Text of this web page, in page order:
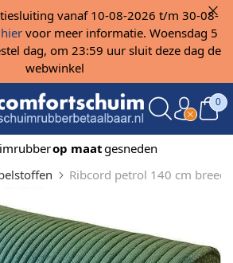
vanaf 10-08-2026 t/m 30-08-
voor meer informatie. Woensdag 5
dag, om 23:59 uur sluit deze dag de
webwinkel
0
op maatgesneden
Ribcord petrol 140 cm breed